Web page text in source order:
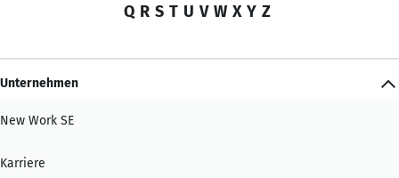
Q R S T U V W X Y Z
Unternehmen
New Work SE
Karriere